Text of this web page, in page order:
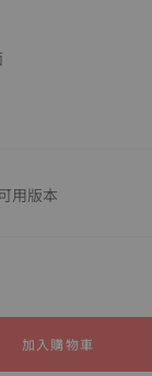
用版本
加入購物車